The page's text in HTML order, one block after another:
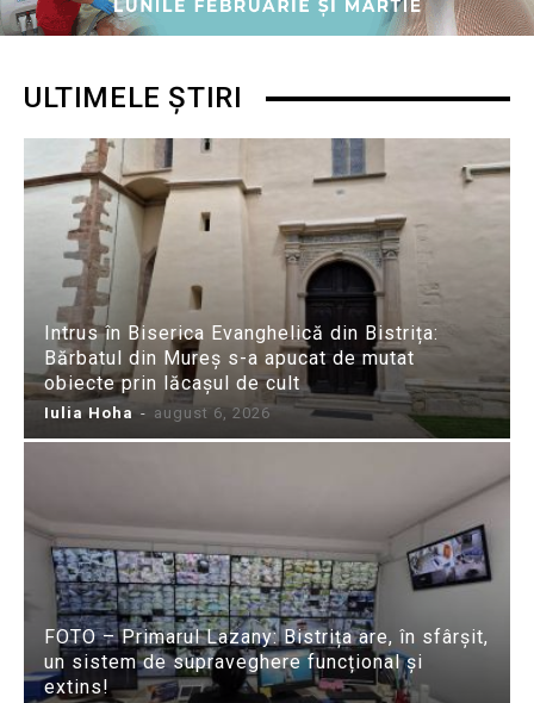
ULTIMELE ȘTIRI
Intrus în Biserica Evanghelică din Bistrița:
Bărbatul din Mureș s-a apucat de mutat
obiecte prin lăcașul de cult
Iulia Hoha - august 6, 2026
FOTO – Primarul Lazany: Bistrița are, în sfârșit,
un sistem de supraveghere funcțional și
extins!